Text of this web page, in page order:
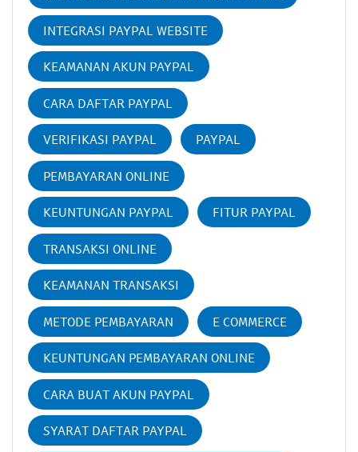
INTEGRASI PAYPAL WEBSITE
KEAMANAN AKUN PAYPAL
CARA DAFTAR PAYPAL
VERIFIKASI PAYPAL PAYPAL
PEMBAYARAN ONLINE
KEUNTUNGAN PAYPAL FITUR PAYPAL
TRANSAKSI ONLINE
KEAMANAN TRANSAKSI
METODE PEMBAYARAN E COMMERCE
KEUNTUNGAN PEMBAYARAN ONLINE
CARA BUAT AKUN PAYPAL
SYARAT DAFTAR PAYPAL